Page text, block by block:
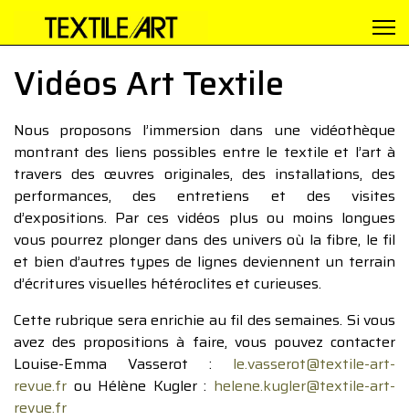
Vidéos Art Textile
Nous proposons l’immersion dans une vidéothèque
montrant des liens possibles entre le textile et l’art à
travers des œuvres originales, des installations, des
performances, des entretiens et des visites
d’expositions. Par ces vidéos plus ou moins longues
vous pourrez plonger dans des univers où la fibre, le fil
et bien d’autres types de lignes deviennent un terrain
d’écritures visuelles hétéroclites et curieuses.
Cette rubrique sera enrichie au fil des semaines. Si vous
avez des propositions à faire, vous pouvez contacter
Louise-Emma Vasserot : le.vasserot@textile-art-
revue.fr ou Hélène Kugler : helene.kugler@textile-art-
revue.fr